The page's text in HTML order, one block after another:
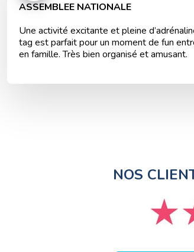
ASSEMBLEE NATIONALE
Une activité excitante et pleine
tag est parfait pour un moment de fun
en famille. Très bien organisé et amusant.
NOS